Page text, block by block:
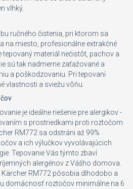
vlhký.
ručného čistenia, pri ktorom sa
na miesto, profesionálne extrakčné
tepovaný materiál nečistôt, pachov a
sú tak nadmerne zaťažované a
a poškodzovaniu. Pri tepovaní
vlastnosti a sviežu vôňu.
je ideálne riešenie pre alergikov -
s prostriedkami proti roztočom
RM772 sa odstráni až 99%
a ich výlučkov vyvolávajúcich
Tepovanie Vás týmto zbaví
alergénov z Vášho domova.
RM772 pôsobia dlhodobo a
domácnosť roztočov minimálne na 6